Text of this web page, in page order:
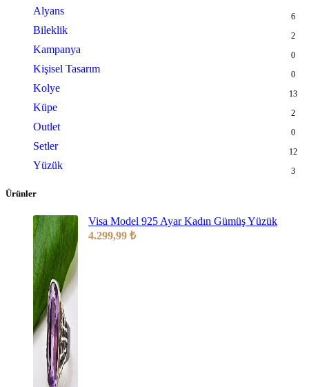
Alyans 6
Bileklik 2
Kampanya 0
Kişisel Tasarım 0
Kolye 13
Küpe 2
Outlet 0
Setler 12
Yüzük 3
Ürünler
Visa Model 925 Ayar Kadın Gümüş Yüzük
4.299,99 ₺